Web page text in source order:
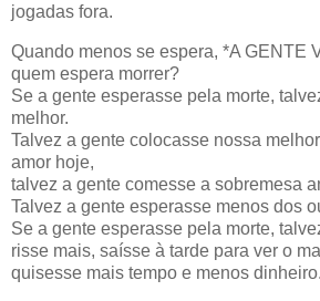
jogadas fora.
Quando menos se espera, *A GENTE
quem espera morrer?
Se a gente esperasse pela morte,
melhor.
Talvez a gente colocasse nossa
amor hoje,
talvez a gente comesse a sobremesa
Talvez a gente esperasse menos dos
Se a gente esperasse pela morte,
risse mais, saísse à tarde para ver o
quisesse mais tempo e menos dinheiro.